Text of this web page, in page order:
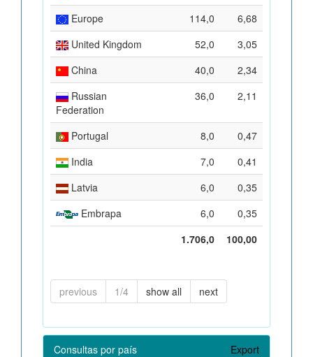
Europe
114,0
6,68
United Kingdom
52,0
3,05
China
40,0
2,34
Russian
Federation
36,0 2,11
Portugal 8,0
0,47
India
7,0
0,41
Latvia
6,0
0,35
Embrapa
6,0
0,35
1.706,0
100,00
previous 1/4 show all next
Consultas por país Export